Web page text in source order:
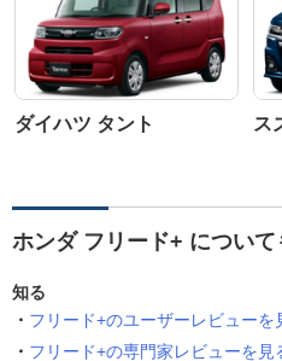
ダイハツ タント ス
ホンダ フリード+ について
知る
フリード+のユーザーレビューを
フリード+の専門家レビューを見